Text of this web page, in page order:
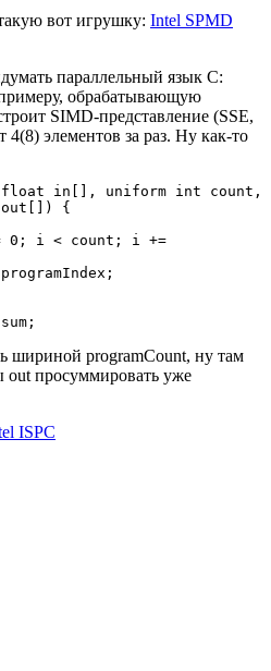
вот игрушку: Intel SPMD
параллельный язык C:
обрабатывающую
SIMD-представление (SSE,
4(8) элементов за раз. Ну как-то
float in[], uniform int count,
out[]) {
i < count; i +=
шириной programCount, ну там
out просуммировать уже
ISPC